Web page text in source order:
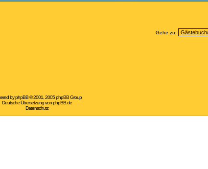
Gehe zu:
byphpBB© 2001, 2005 phpBB Group
Deutsche Übersetzung vonphpBB.de
Datenschutz